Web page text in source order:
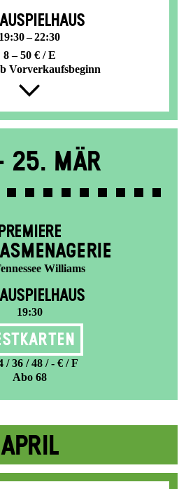
19:30 – 22:30
8 – 50 € / E
Vorverkaufsbeginn
25. Mär
PREMIERE
Williams
19:30
/ 36 / 48 / - € / F
Abo 68
APRIL